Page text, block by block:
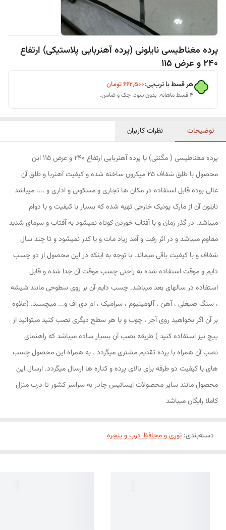
پرده مغناطیسی نایلونی (پرده آهنربایی پلاستیکی) ارتفاع
240 و عرض 115
هر قسط با ترب‌پی:۶۶۲٬۵۰۰تومان
۴ قسط ماهانه. بدون سود، چک و ضامن.
توضیحات نظرات کاربران
پرده مغناطیسی ( مگنتی) یا پرده آهنربایی ارتفاع 240 و عرض 115 این
محصول با طلق شفاف 25 میکرون ساخته شده و کیفیت آهنربا و طلق آن
عالی بوده قابل استفاده در مکان ها تجاری و مسکونی و اداری و .... میباشد
نایلون آن از مارک یونیک خارجی تهیه شده که بسیار با کیفیت و با دوام
میباشد. در گذر زمان و با آفتاب خوردن کوتاه نمیشود به آفتاب و سرمای شدید
مقاوم میباشد و در اثر رفت و آمد زیاد مات و یا کدر نمیشود و تا چند سال
شفاف و با کیفیت باقی میماند. با توجه به اینکه در این محصول از دو چسب
دایم و موقت استفاده شده به راحتی چسب موقت آن جدا شده و قابل
استفاده در سالهای بعد میباشد. چسب دایم آن بر روی سطوحی مانند شیشه
، سنگ صیغلی ، آهن ، آلومینیوم ، سرامیک ، ام دی اف و... میچسبد. (علاوه
بر آن اگر بخواهید روی آجر ، چوب و یا هر سطح دیگری نصب کنید میتوانید از
پیچ نیز استفاده کنید ) طریقه نصب آن بسیار ساده میباشد که راهنمای
نصب آن همراه با پرده تقدیم مشتری میگردد . به همراه این محصول چسب
های با کیفیت دو طرفه برای بالای پرده و کناره ها ارسال میگردد. ارسال این
محصول مانند سایر محصولات ایساتیس چادر به سراسر کشور تا درب منزل
کاملا رایگان میباشد
دسته‌بندی: توری و محافظ درب و پنجره